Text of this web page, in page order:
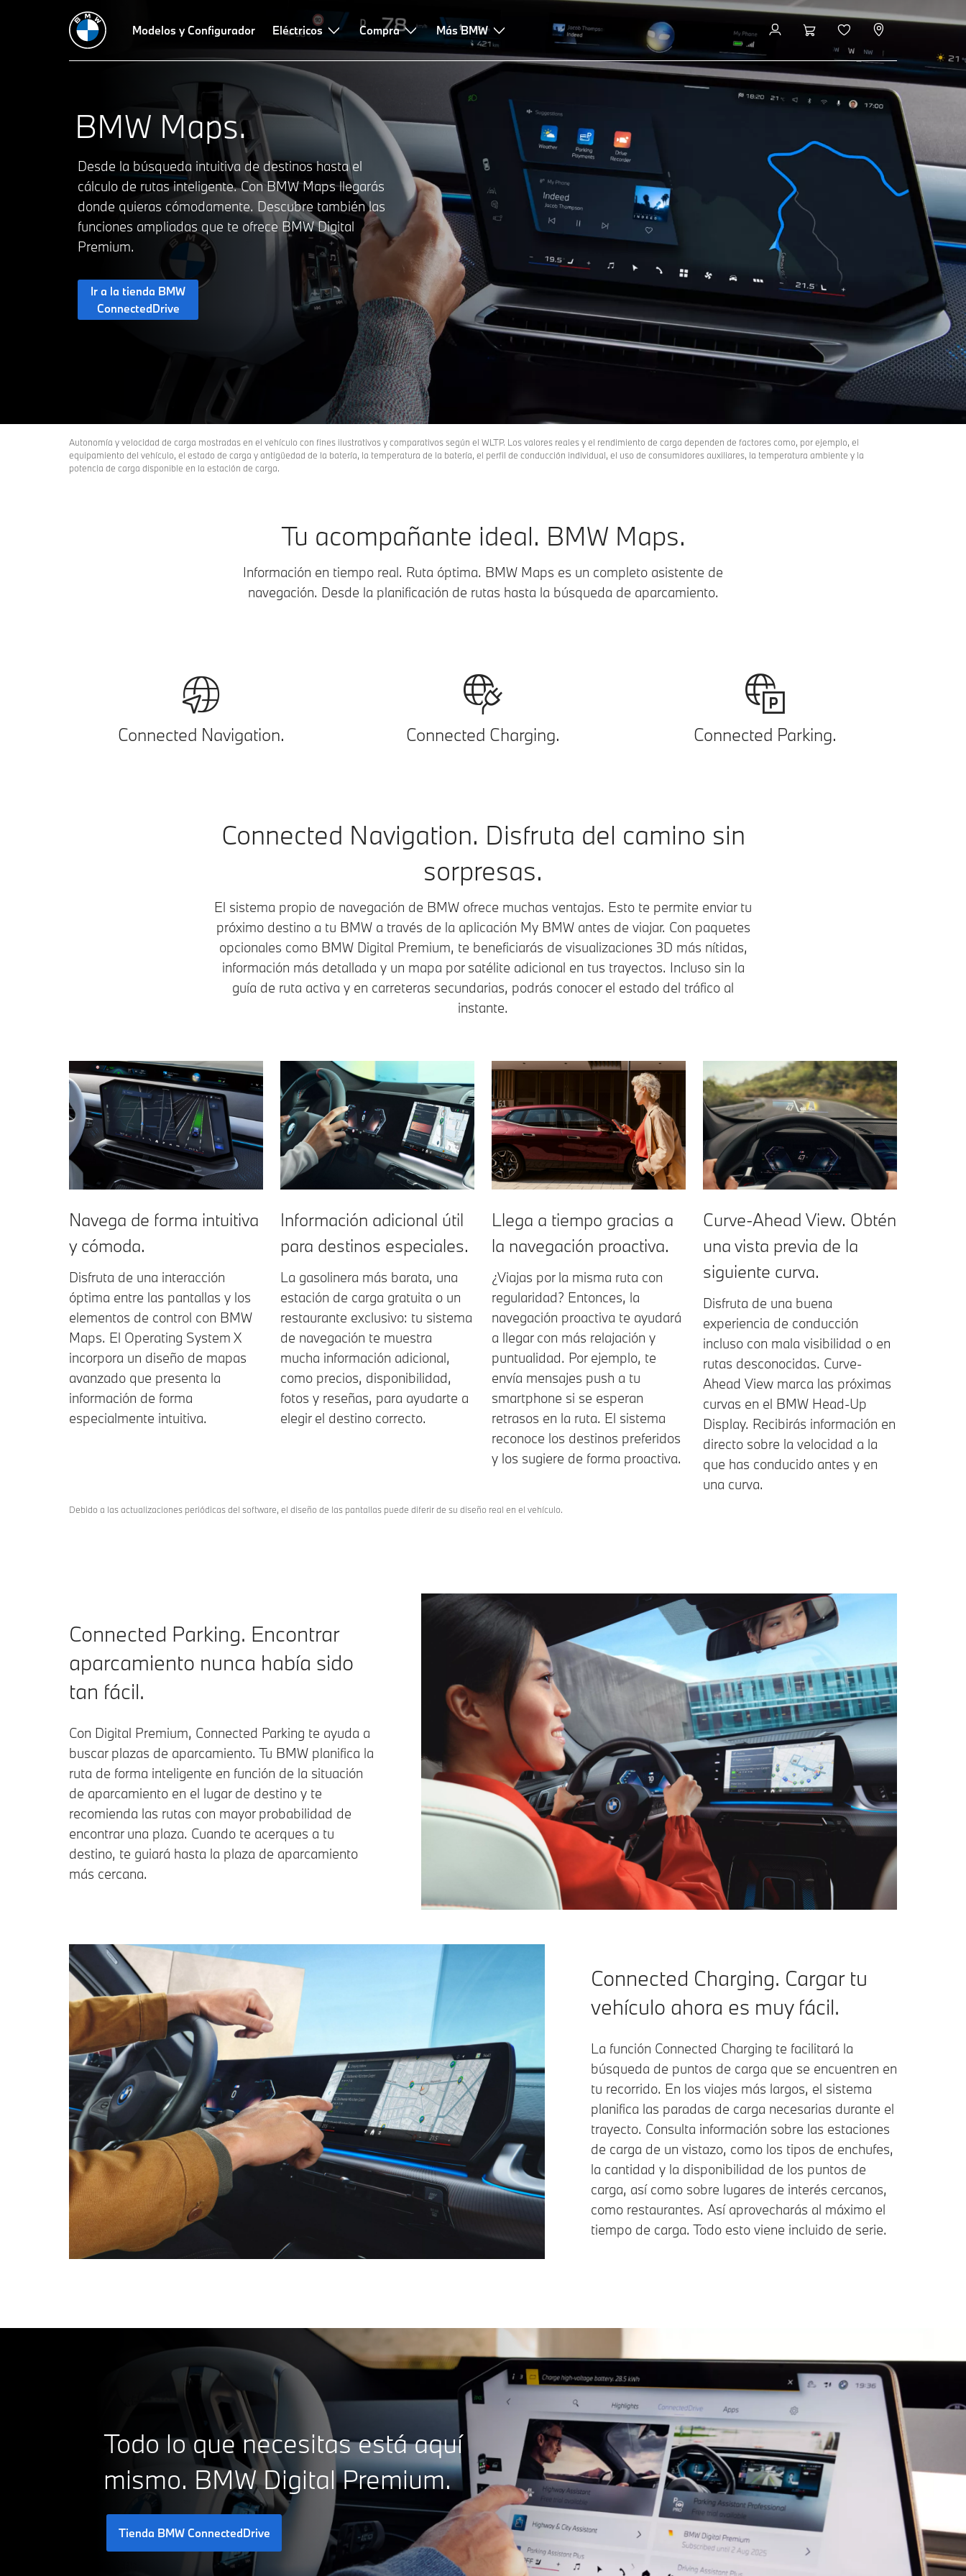
Modelos y Configurador Eléctricos Compra Más BMW
BMW Maps.
Desde la búsqueda intuitiva de destinos hasta el
cálculo de rutas inteligente. Con BMW Maps llegarás
donde quieras cómodamente. Descubre también las
funciones ampliadas que te ofrece BMW Digital
Premium.
Ir a la tienda BMW
ConnectedDrive
Autonomía y velocidad de carga mostradas en el vehículo con fines ilustrativos y comparativos según el WLTP. Los valores reales y el rendimiento de carga dependen de factores como, por ejemplo, el
equipamiento del vehículo, el estado de carga y antigüedad de la batería, la temperatura de la batería, el perfil de conducción individual, el uso de consumidores auxiliares, la temperatura ambiente y la
potencia de carga disponible en la estación de carga.
Tu acompañante ideal. BMW Maps.
Información en tiempo real. Ruta óptima. BMW Maps es un completo asistente de
navegación. Desde la planificación de rutas hasta la búsqueda de aparcamiento.
Connected Navigation. Connected Charging. Connected Parking.
Connected Navigation. Disfruta del camino sin
sorpresas.
El sistema propio de navegación de BMW ofrece muchas ventajas. Esto te permite enviar tu
próximo destino a tu BMW a través de la aplicación My BMW antes de viajar. Con paquetes
opcionales como BMW Digital Premium, te beneficiarás de visualizaciones 3D más nítidas,
información más detallada y un mapa por satélite adicional en tus trayectos. Incluso sin la
guía de ruta activa y en carreteras secundarias, podrás conocer el estado del tráfico al
instante.
Navega de forma intuitiva
y cómoda.
Disfruta de una interacción
óptima entre las pantallas y los
elementos de control con BMW
Maps. El Operating System X
incorpora un diseño de mapas
avanzado que presenta la
información de forma
especialmente intuitiva.
Información adicional útil
para destinos especiales.
La gasolinera más barata, una
estación de carga gratuita o un
restaurante exclusivo: tu sistema
de navegación te muestra
mucha información adicional,
como precios, disponibilidad,
fotos y reseñas, para ayudarte a
elegir el destino correcto.
Llega a tiempo gracias a
la navegación proactiva.
¿Viajas por la misma ruta con
regularidad? Entonces, la
navegación proactiva te ayudará
a llegar con más relajación y
puntualidad. Por ejemplo, te
envía mensajes push a tu
smartphone si se esperan
retrasos en la ruta. El sistema
reconoce los destinos preferidos
y los sugiere de forma proactiva.
Curve-Ahead View. Obtén
una vista previa de la
siguiente curva.
Disfruta de una buena
experiencia de conducción
incluso con mala visibilidad o en
rutas desconocidas. Curve-
Ahead View marca las próximas
curvas en el BMW Head-Up
Display. Recibirás información en
directo sobre la velocidad a la
que has conducido antes y en
una curva.
Debido a las actualizaciones periódicas del software, el diseño de las pantallas puede diferir de su diseño real en el vehículo.
Connected Parking. Encontrar
aparcamiento nunca había sido
tan fácil.
Con Digital Premium, Connected Parking te ayuda a
buscar plazas de aparcamiento. Tu BMW planifica la
ruta de forma inteligente en función de la situación
de aparcamiento en el lugar de destino y te
recomienda las rutas con mayor probabilidad de
encontrar una plaza. Cuando te acerques a tu
destino, te guiará hasta la plaza de aparcamiento
más cercana.
Connected Charging. Cargar tu
vehículo ahora es muy fácil.
La función Connected Charging te facilitará la
búsqueda de puntos de carga que se encuentren en
tu recorrido. En los viajes más largos, el sistema
planifica las paradas de carga necesarias durante el
trayecto. Consulta información sobre las estaciones
de carga de un vistazo, como los tipos de enchufes,
la cantidad y la disponibilidad de los puntos de
carga, así como sobre lugares de interés cercanos,
como restaurantes. Así aprovecharás al máximo el
tiempo de carga. Todo esto viene incluido de serie.
Todo lo que necesitas está aquí
mismo. BMW Digital Premium.
Tienda BMW ConnectedDrive